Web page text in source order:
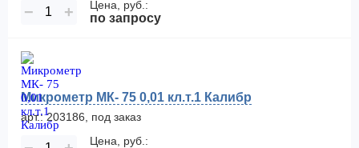
− + Цена, руб.:
по запросу
Микрометр МК- 75 0,01 кл.т.1 Калибр
арт.: 203186, под заказ
Цена, руб.: